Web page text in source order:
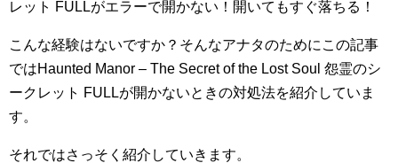
レット FULLがエラーで開かない！開いてもすぐ落ちる！
こんな経験はないですか？そんなアナタのためにこの記事
ではHaunted Manor – The Secret of the Lost Soul 怨霊のシ
ークレット FULLが開かないときの対処法を紹介していま
す。
それではさっそく紹介していきます。